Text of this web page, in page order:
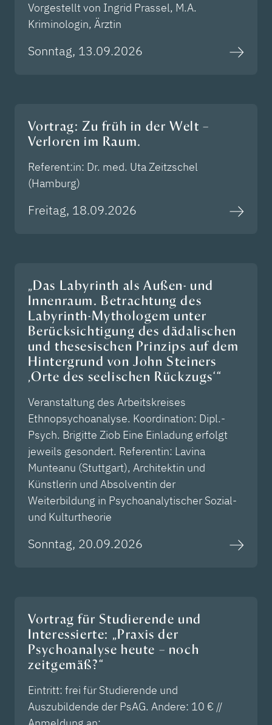
Vorgestellt von Ingrid Prassel, M.A.
Kriminologin, Ärztin
Sonntag, 13.09.2026
Vortrag: Zu früh in der Welt –
Verloren im Raum.
Referent:in: Dr. med. Uta Zeitzschel
(Hamburg)
Freitag, 18.09.2026
„Das Labyrinth als Außen- und
Innenraum. Betrachtung des
Labyrinth-Mythologem unter
Berücksichtigung des dädalischen
und thesesischen Prinzips auf dem
Hintergrund von John Steiners
‚Orte des seelischen Rückzugs‘“
Veranstaltung des Arbeitskreises
Ethnopsychoanalyse. Koordination: Dipl.-
Psych. Brigitte Ziob Eine Einladung erfolgt
jeweils gesondert. Referentin: Lavina
Munteanu (Stuttgart), Architektin und
Künstlerin und Absolventin der
Weiterbildung in Psychoanalytischer Sozial-
und Kulturtheorie
Sonntag, 20.09.2026
Vortrag für Studierende und
Interessierte: „Praxis der
Psychoanalyse heute – noch
zeitgemäß?“
Eintritt: frei für Studierende und
Auszubildende der PsAG. Andere: 10 € //